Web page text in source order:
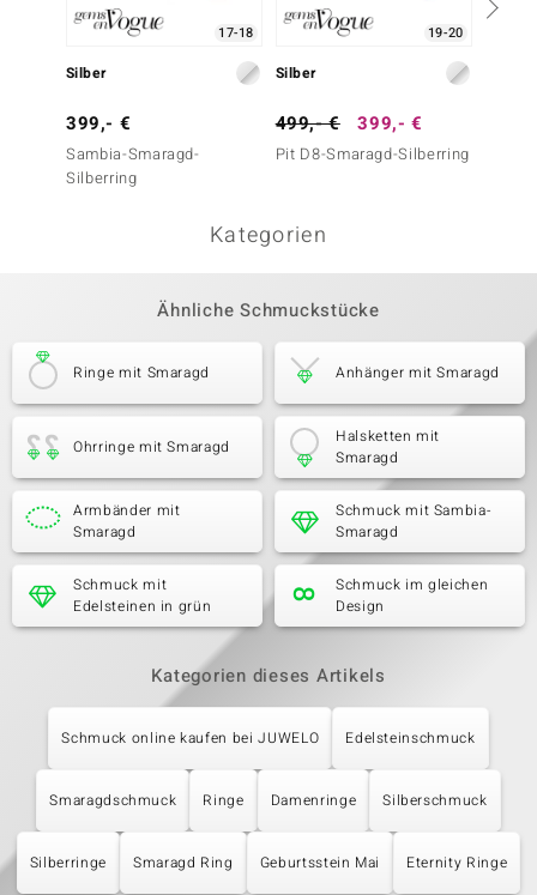
17-18
Silber
399,- €
Sambia-Smaragd-
Silberring
19-20
Silber
499,- € 399,- €
Pit D8-Smaragd-Silberring
Kategorien
Ähnliche Schmuckstücke
Ringe mit Smaragd Anhänger mit Smaragd
Ohrringe mit Smaragd
Halsketten mit
Smaragd
Armbänder mit
Smaragd
Schmuck mit Sambia-
Smaragd
Schmuck mit
Edelsteinen in grün
Schmuck im gleichen
Design
Kategorien dieses Artikels
Schmuck online kaufen bei JUWELO Edelsteinschmuck
Smaragdschmuck Ringe Damenringe Silberschmuck
Silberringe Smaragd Ring Geburtsstein Mai Eternity Ringe